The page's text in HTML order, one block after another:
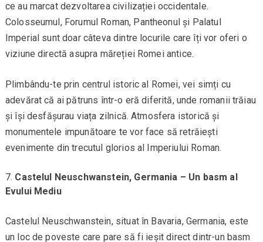
ce au marcat dezvoltarea civilizației occidentale.
Colosseumul, Forumul Roman, Pantheonul și Palatul
Imperial sunt doar câteva dintre locurile care îți vor oferi o
viziune directă asupra măreției Romei antice.
Plimbându-te prin centrul istoric al Romei, vei simți cu
adevărat că ai pătruns într-o eră diferită, unde romanii trăiau
și își desfășurau viața zilnică. Atmosfera istorică și
monumentele impunătoare te vor face să retrăiești
evenimente din trecutul glorios al Imperiului Roman.
Castelul Neuschwanstein, Germania – Un basm al
Evului Mediu
Castelul Neuschwanstein, situat în Bavaria, Germania, este
un loc de poveste care pare să fi ieșit direct dintr-un basm